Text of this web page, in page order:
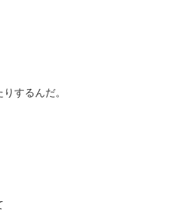
するんだ。